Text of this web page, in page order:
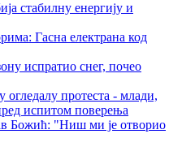
стабилну енергију и
Гасна електрана код
испратио снег, почео
огледалу протеста - млади,
испитом поверења
Божић: "Ниш ми је отворио